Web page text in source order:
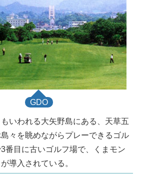
GDO
いわれる大矢野島にある、天草五
々を眺めながらプレーできるゴル
番目に古いゴルフ場で、くまモン
導入されている。